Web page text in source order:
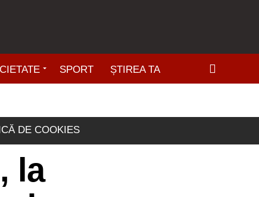
SPORT ȘTIREA TA
DE COOKIES
la